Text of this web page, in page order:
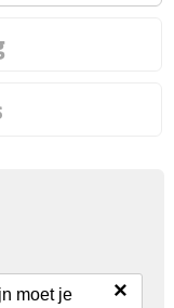
moet je
×